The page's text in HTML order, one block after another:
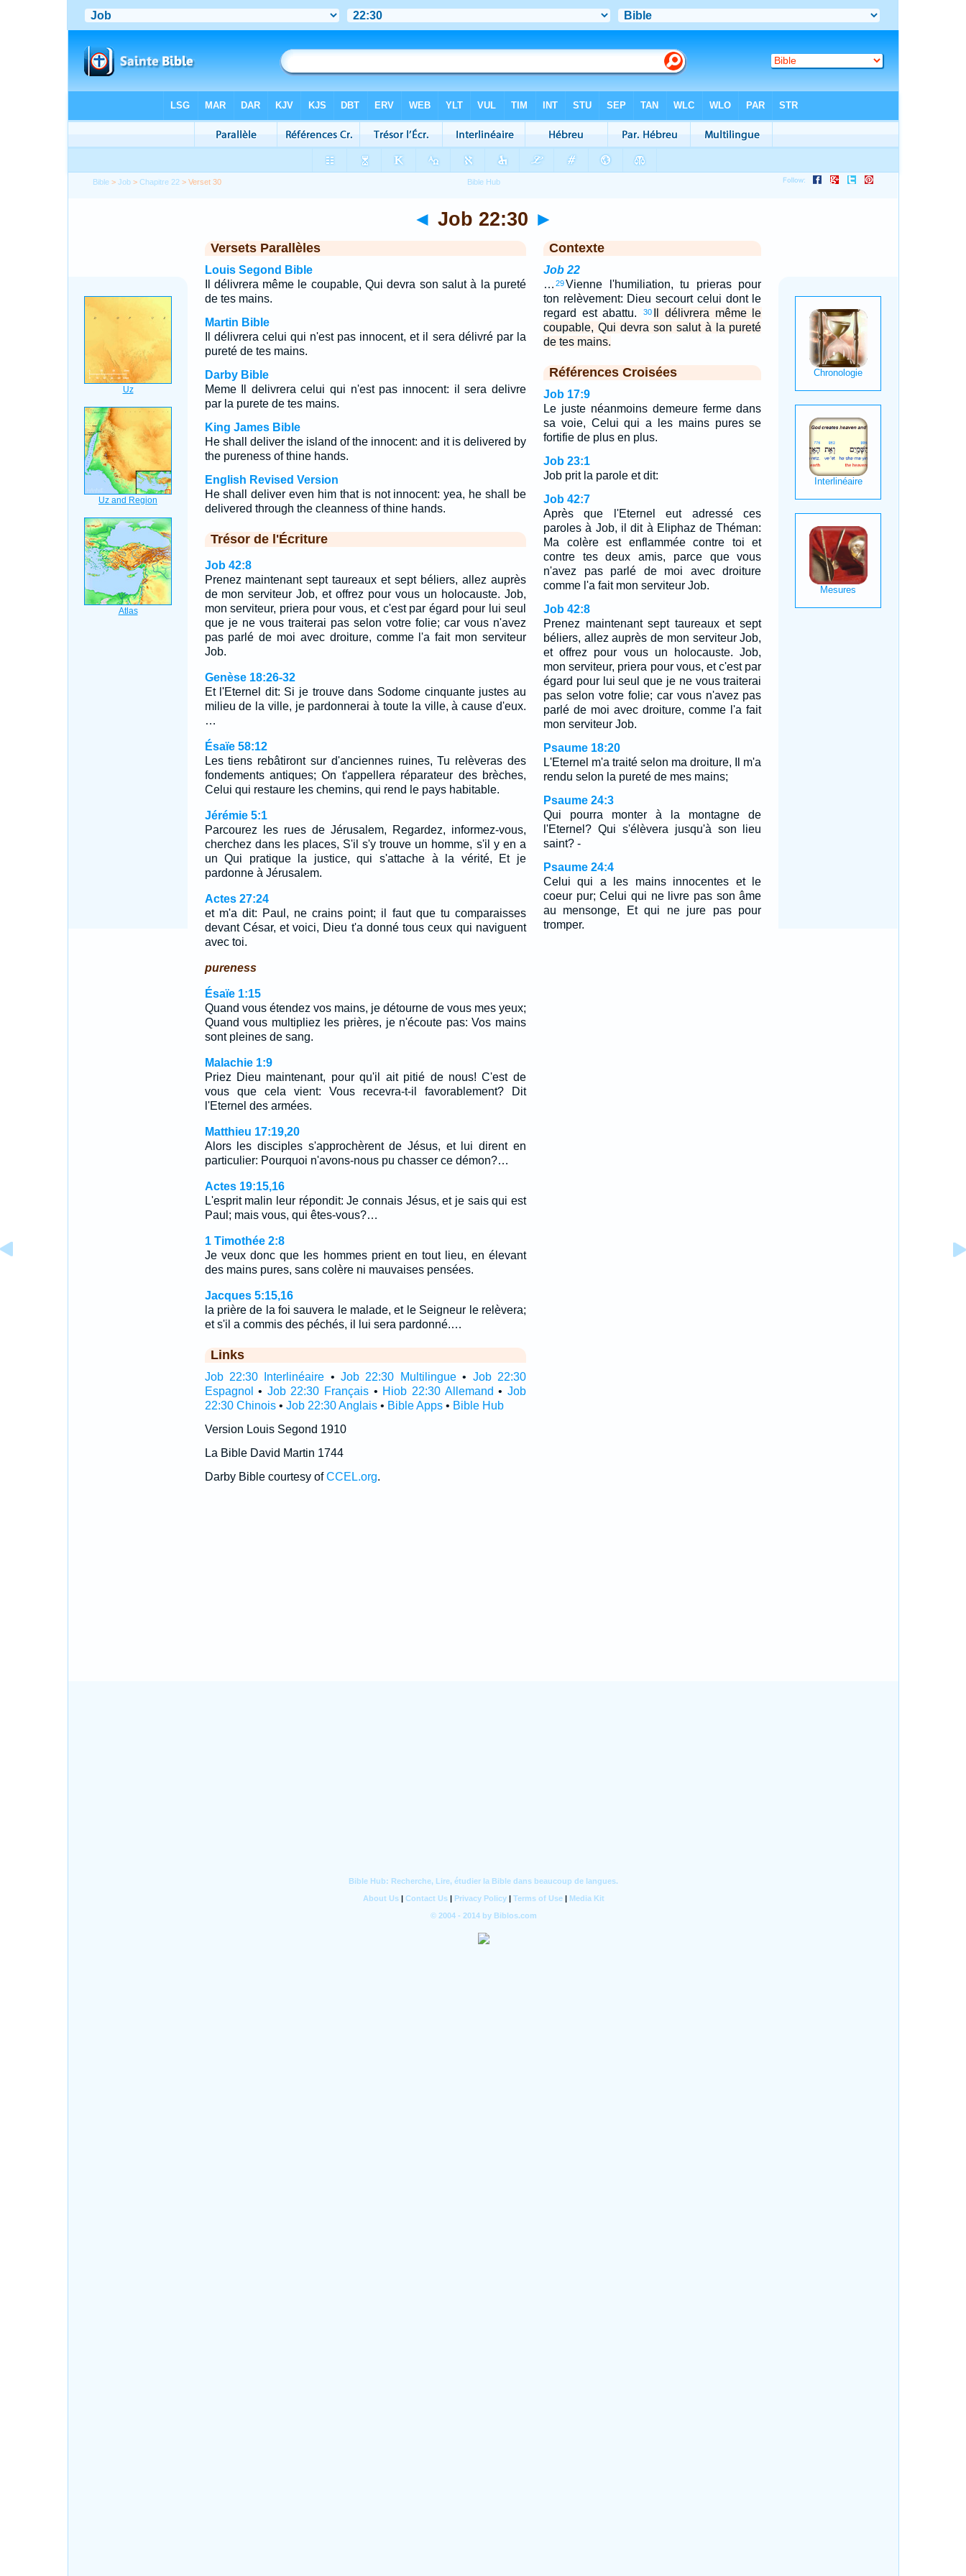
Bible >Job >Chapitre 22 > Verset 30
◄ Job 22:30 ►
Versets Parallèles
Louis Segond Bible
Il délivrera même le coupable, Qui devra son salut à la pureté
de tes mains.
Martin Bible
Il délivrera celui qui n'est pas innocent, et il sera délivré par la
pureté de tes mains.
Darby Bible
Meme Il delivrera celui qui n'est pas innocent: il sera delivre
par la purete de tes mains.
King James Bible
He shall deliver the island of the innocent: and it is delivered by
the pureness of thine hands.
English Revised Version
He shall deliver even him that is not innocent: yea, he shall be
delivered through the cleanness of thine hands.
Trésor de l'Écriture
Job 42:8
Prenez maintenant sept taureaux et sept béliers, allez auprès
de mon serviteur Job, et offrez pour vous un holocauste. Job,
mon serviteur, priera pour vous, et c'est par égard pour lui seul
que je ne vous traiterai pas selon votre folie; car vous n'avez
pas parlé de moi avec droiture, comme l'a fait mon serviteur
Job.
Genèse 18:26-32
Et l'Eternel dit: Si je trouve dans Sodome cinquante justes au
milieu de la ville, je pardonnerai à toute la ville, à cause d'eux.
…
Ésaïe 58:12
Les tiens rebâtiront sur d'anciennes ruines, Tu relèveras des
fondements antiques; On t'appellera réparateur des brèches,
Celui qui restaure les chemins, qui rend le pays habitable.
Jérémie 5:1
Parcourez les rues de Jérusalem, Regardez, informez-vous,
cherchez dans les places, S'il s'y trouve un homme, s'il y en a
un Qui pratique la justice, qui s'attache à la vérité, Et je
pardonne à Jérusalem.
Actes 27:24
et m'a dit: Paul, ne crains point; il faut que tu comparaisses
devant César, et voici, Dieu t'a donné tous ceux qui naviguent
avec toi.
pureness
Ésaïe 1:15
Quand vous étendez vos mains, je détourne de vous mes yeux;
Quand vous multipliez les prières, je n'écoute pas: Vos mains
sont pleines de sang.
Malachie 1:9
Priez Dieu maintenant, pour qu'il ait pitié de nous! C'est de
vous que cela vient: Vous recevra-t-il favorablement? Dit
l'Eternel des armées.
Matthieu 17:19,20
Alors les disciples s'approchèrent de Jésus, et lui dirent en
particulier: Pourquoi n'avons-nous pu chasser ce démon?…
Actes 19:15,16
L'esprit malin leur répondit: Je connais Jésus, et je sais qui est
Paul; mais vous, qui êtes-vous?…
1 Timothée 2:8
Je veux donc que les hommes prient en tout lieu, en élevant
des mains pures, sans colère ni mauvaises pensées.
Jacques 5:15,16
la prière de la foi sauvera le malade, et le Seigneur le relèvera;
et s'il a commis des péchés, il lui sera pardonné.…
Links
Job 22:30 Interlinéaire •Job 22:30 Multilingue• Job 22:30
Espagnol • Job 22:30 Français • Hiob 22:30 Allemand • Job
22:30 Chinois• Job 22:30 Anglais• Bible Apps• Bible Hub
Version Louis Segond 1910
La Bible David Martin 1744
Darby Bible courtesy ofCCEL.org.
Contexte
Job 22
… 29Vienne l'humiliation, tu prieras pour
ton relèvement: Dieu secourt celui dont le
regard est abattu.
30
Il délivrera même le
coupable, Qui devra son salut à la pureté
de tes mains.
Références Croisées
Job 17:9
Le juste néanmoins demeure ferme dans
sa voie, Celui qui a les mains pures se
fortifie de plus en plus.
Job 23:1
Job prit la parole et dit:
Job 42:7
Après que l'Eternel eut adressé ces
paroles à Job, il dit à Eliphaz de Théman:
Ma colère est enflammée contre toi et
contre tes deux amis, parce que vous
n'avez pas parlé de moi avec droiture
comme l'a fait mon serviteur Job.
Job 42:8
Prenez maintenant sept taureaux et sept
béliers, allez auprès de mon serviteur Job,
et offrez pour vous un holocauste. Job,
mon serviteur, priera pour vous, et c'est par
égard pour lui seul que je ne vous traiterai
pas selon votre folie; car vous n'avez pas
parlé de moi avec droiture, comme l'a fait
mon serviteur Job.
Psaume 18:20
L'Eternel m'a traité selon ma droiture, Il m'a
rendu selon la pureté de mes mains;
Psaume 24:3
Qui pourra monter à la montagne de
l'Eternel? Qui s'élèvera jusqu'à son lieu
saint? -
Psaume 24:4
Celui qui a les mains innocentes et le
coeur pur; Celui qui ne livre pas son âme
au mensonge, Et qui ne jure pas pour
tromper.